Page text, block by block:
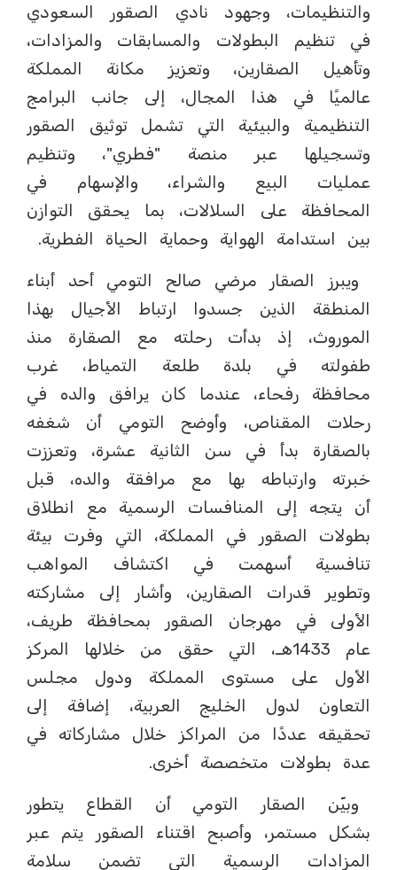
والتنظيمات، وجهود نادي الصقور السعودي
في تنظيم البطولات والمسابقات والمزادات،
وتأهيل الصقارين، وتعزيز مكانة المملكة
عالميًا في هذا المجال، إلى جانب البرامج
التنظيمية والبيئية التي تشمل توثيق الصقور
وتسجيلها عبر منصة "فطري"، وتنظيم
عمليات البيع والشراء، والإسهام في
المحافظة على السلالات، بما يحقق التوازن
بين استدامة الهواية وحماية الحياة الفطرية.
ويبرز الصقار مرضي صالح التومي أحد أبناء
المنطقة الذين جسدوا ارتباط الأجيال بهذا
الموروث، إذ بدأت رحلته مع الصقارة منذ
طفولته في بلدة طلعة التمياط، غرب
محافظة رفحاء، عندما كان يرافق والده في
رحلات المقناص، وأوضح التومي أن شغفه
بالصقارة بدأ في سن الثانية عشرة، وتعززت
خبرته وارتباطه بها مع مرافقة والده، قبل
أن يتجه إلى المنافسات الرسمية مع انطلاق
بطولات الصقور في المملكة، التي وفرت بيئة
تنافسية أسهمت في اكتشاف المواهب
وتطوير قدرات الصقارين، وأشار إلى مشاركته
الأولى في مهرجان الصقور بمحافظة طريف،
عام 1433هـ، التي حقق من خلالها المركز
الأول على مستوى المملكة ودول مجلس
التعاون لدول الخليج العربية، إضافة إلى
تحقيقه عددًا من المراكز خلال مشاركاته في
عدة بطولات متخصصة أخرى.
وبيّن الصقار التومي أن القطاع يتطور
بشكل مستمر، وأصبح اقتناء الصقور يتم عبر
المزادات الرسمية التي تضمن سلامة